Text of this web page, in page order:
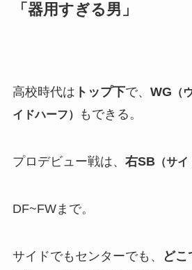
「器用すぎる男」
高校時代は トップ下で、 WG （
イドハーフ）
もできる。
プロデビュー戦は、 右SB（サイ
DF~FWまで。
サイドでもセンターでも、
ど